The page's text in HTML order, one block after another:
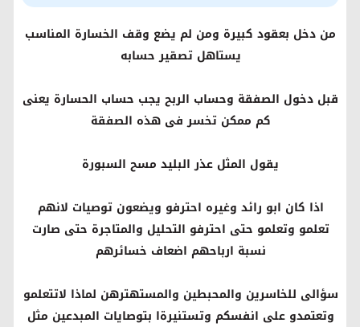
من دخل بعقود كبيرة ومن لم يضع وقف الخسارة المناسب
يستاهل تصقير حسابه
قبل دخول الصفقة وحساب الربح يجب حساب الحسارة يعنى
كم ممكن تخسر فى هذه الصفقة
يقول المثل عذر البليد مسح السبورة
اذا كان ابو رائد وغيره احترفو ويضعون توصيات لانهم
تعلمو وتعلمو حتى احترفو التحليل والمتاجرة حتى صارت
نسبة ارباحهم اضعاف خسائرهم
سؤالى للخاسرين والمحبطين والمستهترهن لماذا لاتتعلمو
وتعتمدو على انفسكم وتستنيرةا بتوصايات المبدعين مثل